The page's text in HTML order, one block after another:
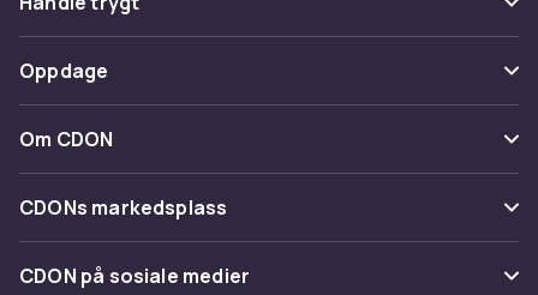
Spor pakke
Angre & returner her
Kontakt oss
Betaling
Levering
Tilbakekallinger
Oppdage
Kategorier
Varemerker
Om CDON
Om oss
Kundeanmeldelser
CDONs markedsplass
Merchant Help Center
CDON på sosiale medier